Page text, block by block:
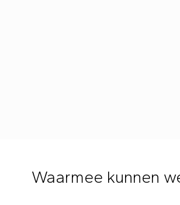
Waarmee kunnen